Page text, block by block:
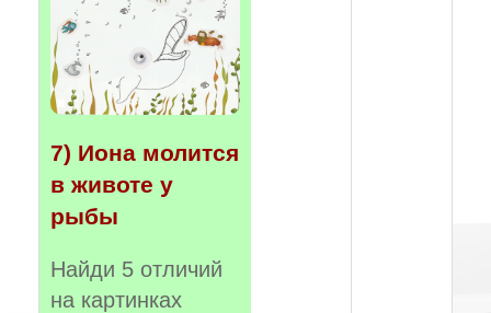
7) Иона молится
в животе у
рыбы
Найди 5 отличий
на картинках